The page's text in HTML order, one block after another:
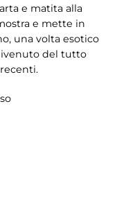
e matita alla
e mette in
una volta esotico
del tutto